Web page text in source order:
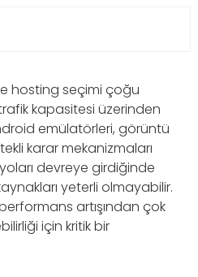
hosting seçimi çoğu
kapasitesi üzerinden
emülatörleri, görüntü
karar mekanizmaları
devreye girdiğinde
yeterli olmayabilir.
artışından çok
için kritik bir